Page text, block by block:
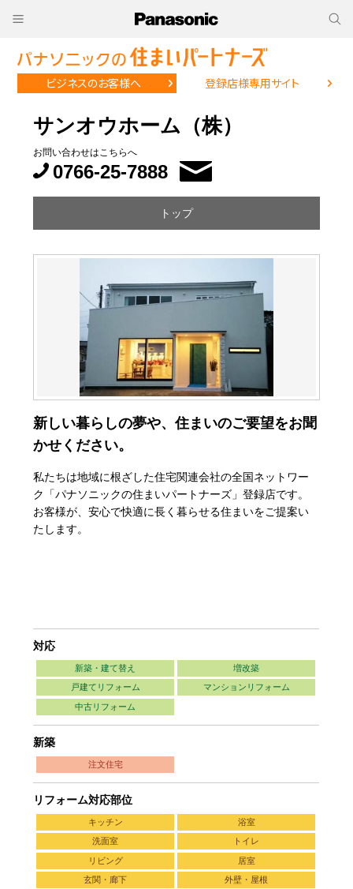
ビジネスのお客様へ 登録店様専用サイト
サンオウホーム（株）
お問い合わせはこちらへ
0766-25-7888
トップ
新しい暮らしの夢や、住まいのご要望をお聞
かせください。
私たちは地域に根ざした住宅関連会社の全国ネットワー
ク「パナソニックの住まいパートナーズ」登録店です。
お客様が、安心で快適に長く暮らせる住まいをご提案い
たします。
対応
新築・建て替え 増改築
戸建てリフォーム マンションリフォーム
中古リフォーム
新築
注文住宅
リフォーム対応部位
キッチン 浴室
洗面室 トイレ
リビング 居室
玄関・廊下 外壁・屋根